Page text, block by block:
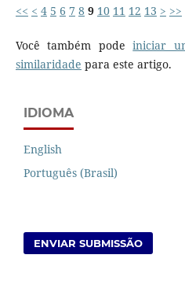
<< < 4 5 6 7 8 9 10 11 12 13 > >>
Você também podeiniciar
similaridade para este artigo.
IDIOMA
English
Português (Brasil)
ENVIAR SUBMISSÃO